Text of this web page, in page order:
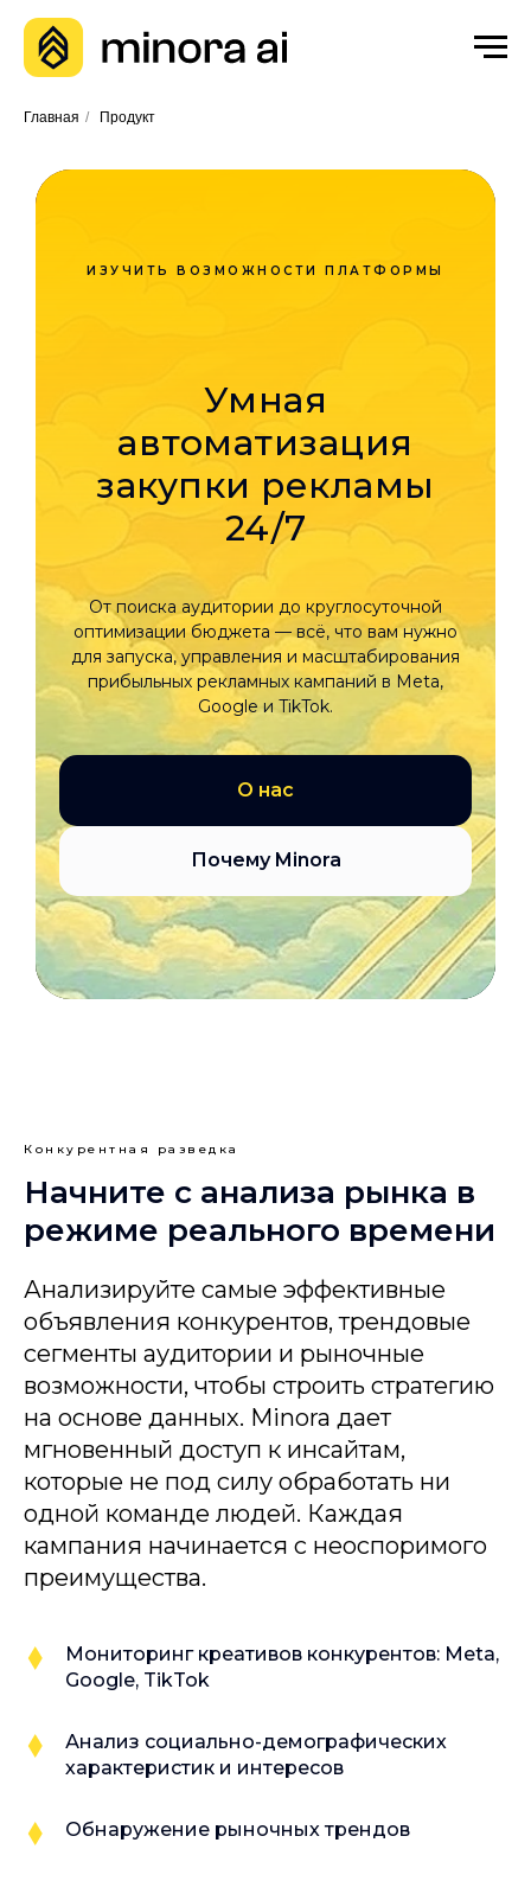
Главная / Продукт
ИЗУЧИТЬ ВОЗМОЖНОСТИ ПЛАТФОРМЫ
Умная
автоматизация
закупки рекламы
24/7
От поиска аудитории до круглосуточной
оптимизации бюджета — всё, что вам нужно
для запуска, управления и масштабирования
прибыльных рекламных кампаний в Meta,
Google и TikTok.
О нас
Почему Minora
Конкурентная разведка
Начните с анализа рынка в
режиме реального времени
Анализируйте самые эффективные
объявления конкурентов, трендовые
сегменты аудитории и рыночные
возможности, чтобы строить стратегию
на основе данных. Minora дает
мгновенный доступ к инсайтам,
которые не под силу обработать ни
одной команде людей. Каждая
кампания начинается с неоспоримого
преимущества.
Мониторинг креативов конкурентов: Meta,
Google, TikTok
Анализ социально-демографических
характеристик и интересов
Обнаружение рыночных трендов